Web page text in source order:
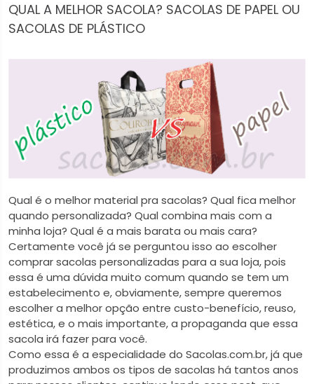
QUAL A MELHOR SACOLA? SACOLAS DE PAPEL OU
SACOLAS DE PLÁSTICO
Qual é o melhor material pra sacolas? Qual fica melhor
quando personalizada? Qual combina mais com a
minha loja? Qual é a mais barata ou mais cara?
Certamente você já se perguntou isso ao escolher
comprar sacolas personalizadas para a sua loja, pois
essa é uma dúvida muito comum quando se tem um
estabelecimento e, obviamente, sempre queremos
escolher a melhor opção entre custo-benefício, reuso,
estética, e o mais importante, a propaganda que essa
sacola irá fazer para você.
Como essa é a especialidade do Sacolas.com.br, já que
produzimos ambos os tipos de sacolas há tantos anos